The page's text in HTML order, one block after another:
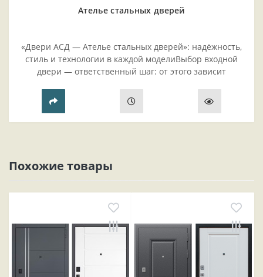
Ателье стальных дверей
«Двери АСД — Ателье стальных дверей»: надёжность,
стиль и технологии в каждой моделиВыбор входной
двери — ответственный шаг: от этого зависит
прихожей..
Похожие товары